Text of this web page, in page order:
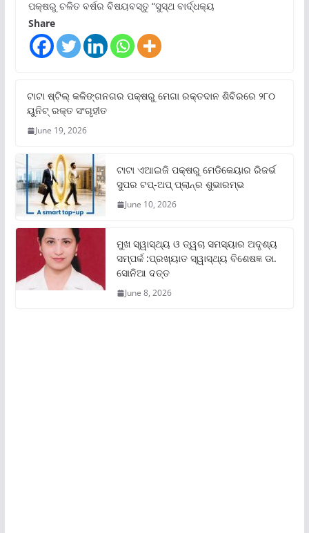
ପକ୍ଷରୁ ଚଳିତ ବର୍ଷର ବିଷୟବସ୍ତୁ “ସୁସ୍ଥ ବାର୍ଦ୍ଧକ୍ୟ
Share
ଟାଟା ଷ୍ଟିଲ୍‌ କଳିଙ୍ଗନଗର ପକ୍ଷରୁ ମେଗା ରକ୍ତଦାନ ଶିବିରରେ ୨୮୦
ୟୁନିଟ୍‌ ରକ୍ତ ସଂଗୃହୀତ
June 19, 2026
ଟାଟା ଏଆଇଜି ପକ୍ଷରୁ ମେଡିକେୟାର ରିଜର୍ଭ
ସୁପର ଟପ୍‌-ଅପ୍ ପ୍ଲାନ୍‌ର ଶୁଭାରମ୍ଭ
June 10, 2026
ମୁଖ ସ୍ୱାସ୍ଥ୍ୟ ଓ ତ୍ୱଚା ସମସ୍ୟାର ଅଦୃଶ୍ୟ
ସମ୍ପର୍କ :ପ୍ରଖ୍ୟାତ ସ୍ୱାସ୍ଥ୍ୟ ବିଶେଷଜ୍ଞ ଡା.
ସୋନିଆ ଦତ୍ତ
June 8, 2026